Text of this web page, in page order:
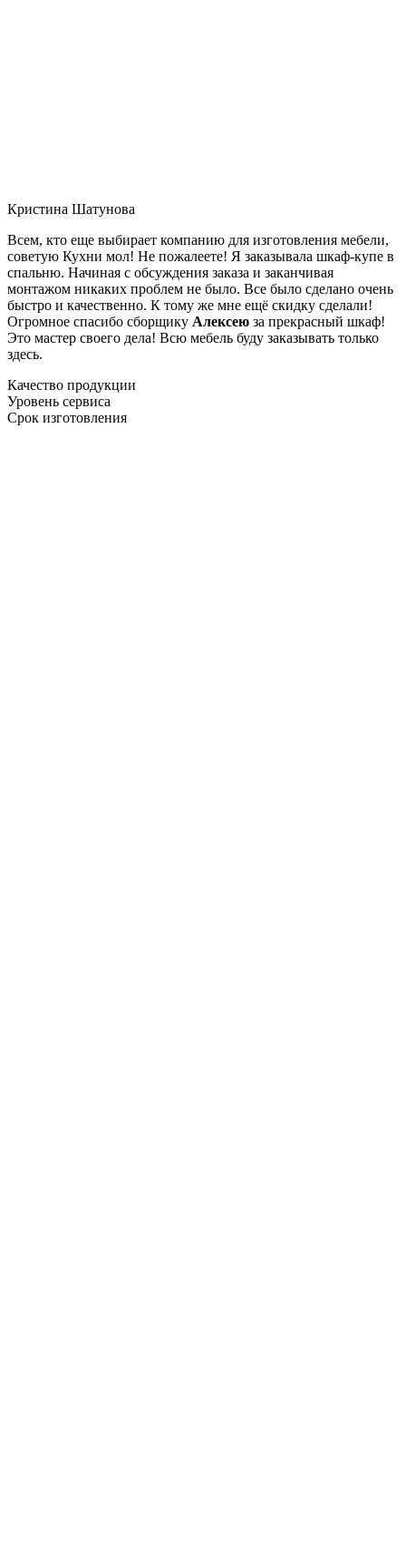
Кристина Шатунова
Всем, кто еще выбирает компанию для изготовления мебели,
советую Кухни мол! Не пожалеете! Я заказывала шкаф-купе в
спальню. Начиная с обсуждения заказа и заканчивая
монтажом никаких проблем не было. Все было сделано очень
быстро и качественно. К тому же мне ещё скидку сделали!
Огромное спасибо сборщику Алексею за прекрасный шкаф!
Это мастер своего дела! Всю мебель буду заказывать только
здесь.
Качество продукции
Уровень сервиса
Срок изготовления